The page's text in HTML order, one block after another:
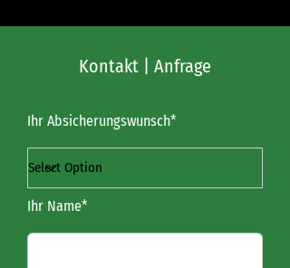
Kontakt | Anfrage
Ihr Absicherungswunsch*
Ihr Name*